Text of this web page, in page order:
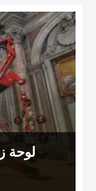
لوحة